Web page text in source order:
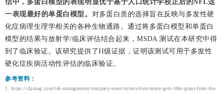
估中，多蛋白模型的表现明显优于基于人口统计学校正后的NFL这
一表现最好的单蛋白模型。 对多蛋白质的选择旨在反映与多发性硬
化症病理生理学相关的各种生物通路。通过将多蛋白模型和单蛋白
模型的结果与放射学/临床评估结合起来，MSDA 测试在本研究中得
到了临床验证。该研究提供了II级证据，证明该测试可用于多发性
硬化症疾病活动性评估的临床验证。
参考资料：
1. https://clpmag.com/lab-management/company-news/octave-bioscience-gets-10m-grant-from-the-